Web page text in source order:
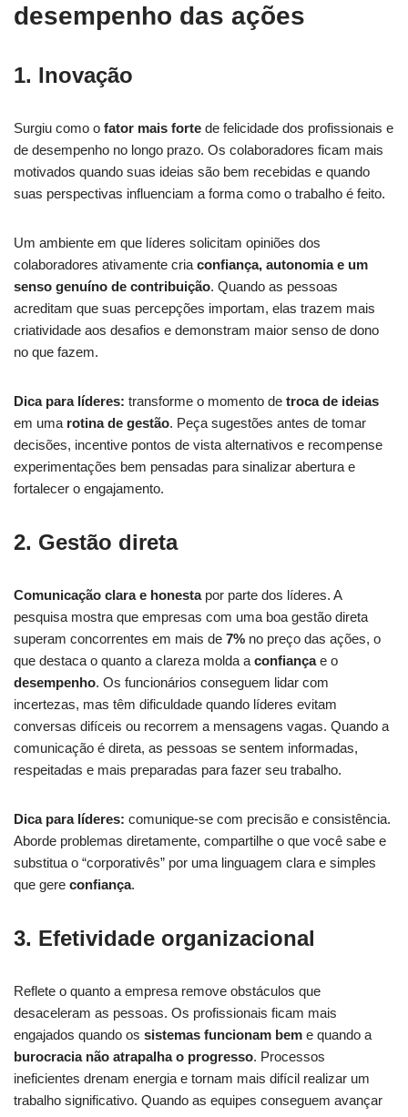
desempenho das ações
1. Inovação
Surgiu como o fator mais forte de felicidade dos profissionais e
de desempenho no longo prazo. Os colaboradores ficam mais
motivados quando suas ideias são bem recebidas e quando
suas perspectivas influenciam a forma como o trabalho é feito.
Um ambiente em que líderes solicitam opiniões dos
colaboradores ativamente cria confiança, autonomia e um
senso genuíno de contribuição. Quando as pessoas
acreditam que suas percepções importam, elas trazem mais
criatividade aos desafios e demonstram maior senso de dono
no que fazem.
Dica para líderes: transforme o momento de troca de ideias
em uma rotina de gestão. Peça sugestões antes de tomar
decisões, incentive pontos de vista alternativos e recompense
experimentações bem pensadas para sinalizar abertura e
fortalecer o engajamento.
2. Gestão direta
Comunicação clara e honestapor parte dos líderes. A
pesquisa mostra que empresas com uma boa gestão direta
superam concorrentes em mais de 7% no preço das ações, o
que destaca o quanto a clareza molda a confiançae o
desempenho. Os funcionários conseguem lidar com
incertezas, mas têm dificuldade quando líderes evitam
conversas difíceis ou recorrem a mensagens vagas. Quando a
comunicação é direta, as pessoas se sentem informadas,
respeitadas e mais preparadas para fazer seu trabalho.
Dica para líderes: comunique-se com precisão e consistência.
Aborde problemas diretamente, compartilhe o que você sabe e
substitua o “corporativês” por uma linguagem clara e simples
que gere confiança.
3. Efetividade organizacional
Reflete o quanto a empresa remove obstáculos que
desaceleram as pessoas. Os profissionais ficam mais
engajados quando os sistemas funcionam bem e quando a
burocracia não atrapalha o progresso. Processos
ineficientes drenam energia e tornam mais difícil realizar um
trabalho significativo. Quando as equipes conseguem avançar